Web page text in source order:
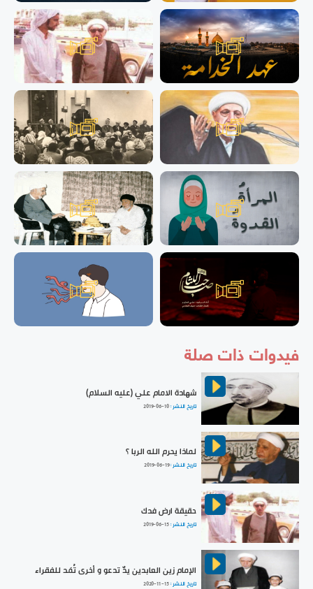
فيدوات ذات صلة
شهادة الامام علي (عليه السلام)
تاريخ النشر :2019-06-10
لماذا يحرم الله الربا ؟
تاريخ النشر :2019-06-19
حقيقة ارض فدك
تاريخ النشر :2019-06-15
الإمام زين العابدين يدٌ تدعو و أخرى تُمَد للفقراء
تاريخ النشر :2020-11-15